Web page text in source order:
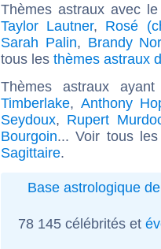
Thèmes astraux avec
Taylor Lautner, Rosé
Sarah Palin, Brandy
tous les thèmes astraux
Thèmes astraux
Timberlake, Anthony
Seydoux, Rupert
Bourgoin... Voir tous
Sagittaire.
Base astrologique
78 145 célébrités et